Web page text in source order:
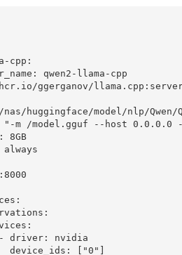
cpp:
qwen2-llama-cpp
ggerganov/
nas/huggingface/model/nlp/
"-m /model.gguf --host 0.0.0.0
8GB
always
driver: nvidia
device_ids: ["0"]